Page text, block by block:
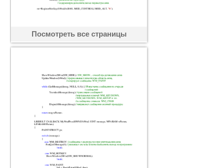
Посмотреть все страницы